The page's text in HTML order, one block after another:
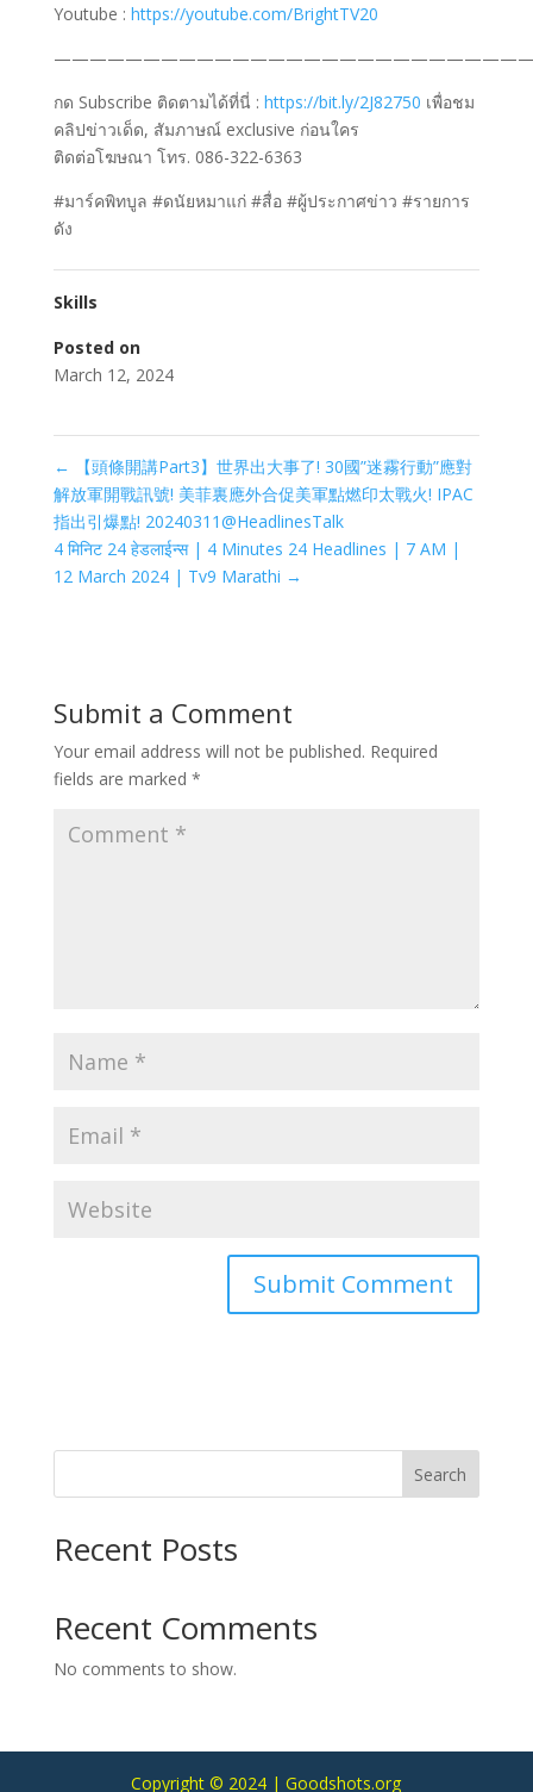
Youtube : https://youtube.com/BrightTV20
กด Subscribe ติดตามได้ที่นี่ : https://bit.ly/2J82750 เพื่อชม
คลิปข่าวเด็ด, สัมภาษณ์ exclusive ก่อนใคร
ติดต่อโฆษณา โทร. 086-322-6363
#มาร์คพิทบูล #ดนัยหมาแก่ #สื่อ #ผู้ประกาศข่าว #รายการ
ดัง
Skills
Posted on
March 12, 2024
← 【頭條開講Part3】世界出大事了! 30國”迷霧行動”應對
解放軍開戰訊號! 美菲裏應外合促美軍點燃印太戰火! IPAC
指出引爆點! 20240311@HeadlinesTalk
4 मिनिट 24 हेडलाईन्स | 4 Minutes 24 Headlines | 7 AM |
12 March 2024 | Tv9 Marathi →
Submit a Comment
Your email address will not be published. Required
fields are marked *
Search
Recent Posts
Recent Comments
No comments to show.
Copyright © 2024 | Goodshots.org